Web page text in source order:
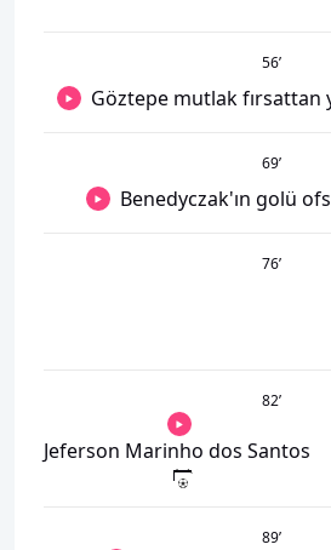
56’
Göztepe mutlak fırsattan
69’
Benedyczak'ın golü
76’
82’
Jeferson Marinho dos Santos
89’